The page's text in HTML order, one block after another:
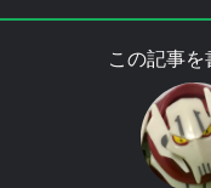
この記事を